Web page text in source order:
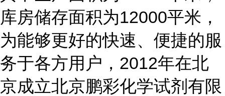
库房储存面积为12000平米，
为能够更好的快速、便捷的服
务于各方用户，2012年在北
京成立北京鹏彩化学试剂有限